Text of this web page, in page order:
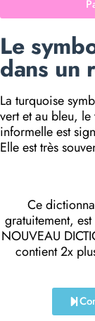
Le
dans un
La turquoise
vert et au bleu, le
informelle est
Elle est très
Ce
gratuitement,
NOUVEAU
contient 2x